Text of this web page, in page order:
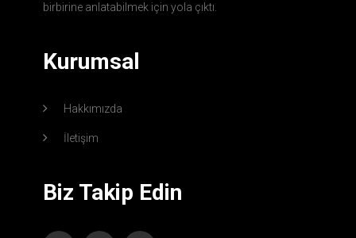
birbirine anlatabilmek için yola çıktı.
Kurumsal
Hakkımızda
İletişim
Biz Takip Edin